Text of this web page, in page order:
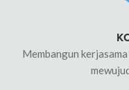
Membangun